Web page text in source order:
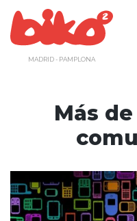
contenido
MADRID - PAMPLONA
Más